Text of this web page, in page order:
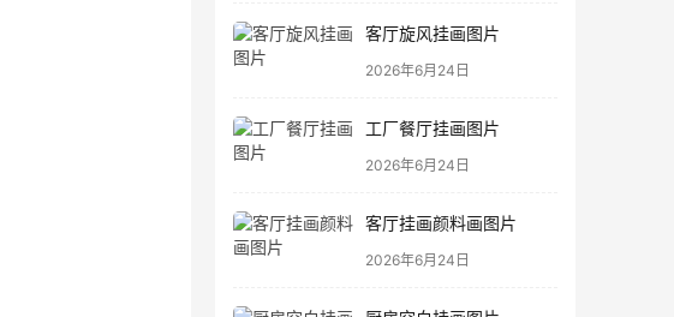
客厅旋风挂画图片
2026年6月24日
工厂餐厅挂画图片
2026年6月24日
客厅挂画颜料画图片
2026年6月24日